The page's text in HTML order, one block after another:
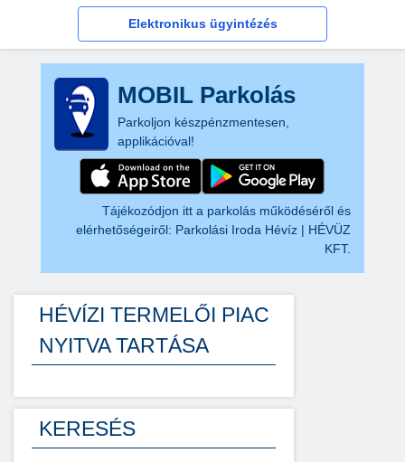
Elektronikus ügyintézés
MOBIL Parkolás
Parkoljon készpénzmentesen,
applikációval!
Tájékozódjon itt a parkolás működéséről és
elérhetőségeiről: Parkolási Iroda Hévíz | HÉVÜZ
KFT.
HÉVÍZI TERMELŐI PIAC
NYITVA TARTÁSA
KERESÉS